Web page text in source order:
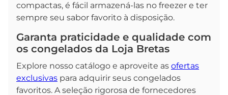
compactas, é fácil armazená-las no freezer e ter
sempre seu sabor favorito à disposição.
Garanta praticidade e qualidade com
os congelados da Loja Bretas
Explore nosso catálogo e aproveite as ofertas
exclusivas para adquirir seus congelados
favoritos. A seleção rigorosa de fornecedores